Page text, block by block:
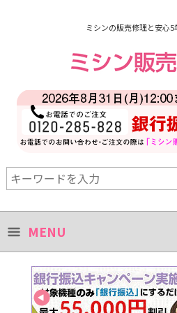
ミシンの販売修理と安心